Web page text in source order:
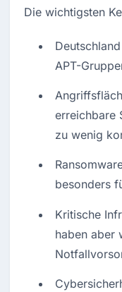
Die wichtigsten
APT-
erreichbare
zu wenig
besonders
Kritische
haben aber